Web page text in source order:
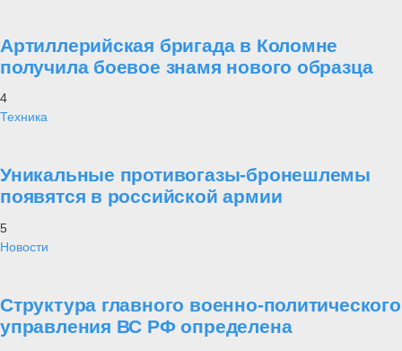
Артиллерийская бригада в Коломне
получила боевое знамя нового образца
4
Техника
Уникальные противогазы-бронешлемы
появятся в российской армии
5
Новости
Структура главного военно-политического
управления ВС РФ определена